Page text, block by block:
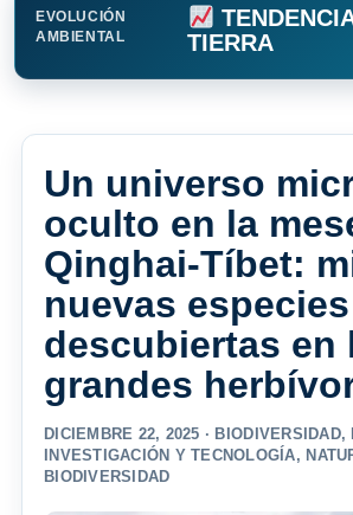
EVOLUCIÓN
AMBIENTAL
TIERRA
Un universo
oculto en la
Qinghai-Tíbet:
nuevas especies
descubiertas en
grandes
DICIEMBRE 22, 2025 · BIODIVERSIDAD,
INVESTIGACIÓN Y TECNOLOGÍA,
BIODIVERSIDAD